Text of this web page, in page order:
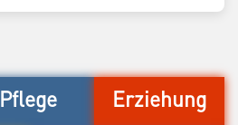
Pflege Erziehung